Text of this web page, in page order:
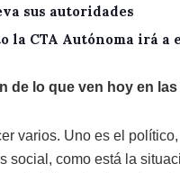
sus autoridades
la CTA Autónoma irá
de lo que ven hoy en
varios. Uno es el
social, como está la